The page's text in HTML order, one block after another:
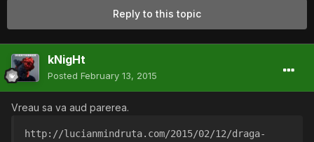
Reply to this topic
kNigHt
Posted February 13, 2015
Vreau sa va aud parerea.
http://lucianmindruta.com/2015/02/12/draga-